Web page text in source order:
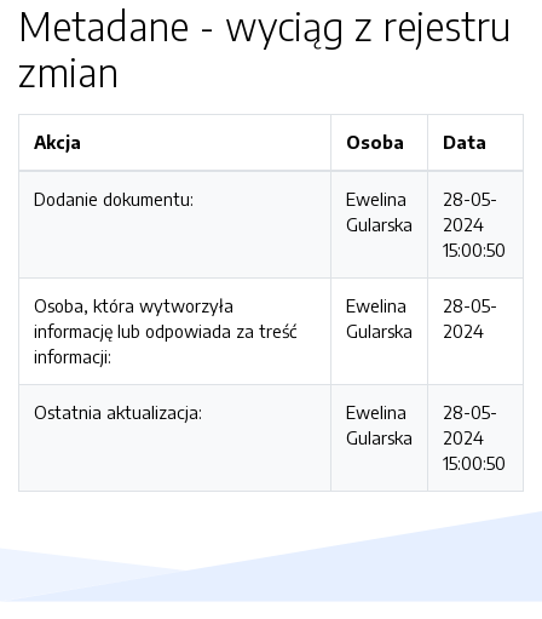
Metadane - wyciąg z rejestru
zmian
Akcja Osoba Data
Dodanie dokumentu:
Ewelina
Gularska
28-05-
2024
15:00:50
Osoba, która wytworzyła
informację lub odpowiada za treść
informacji:
Ewelina
Gularska
28-05-
2024
Ostatnia aktualizacja:
Ewelina
Gularska
28-05-
2024
15:00:50